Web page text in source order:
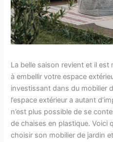
La belle saison revient et il
à embellir votre espace
investissant dans du mobilier
l’espace extérieur a autant
n’est plus possible de se
de chaises en plastique. Voici
choisir son mobilier de jardin